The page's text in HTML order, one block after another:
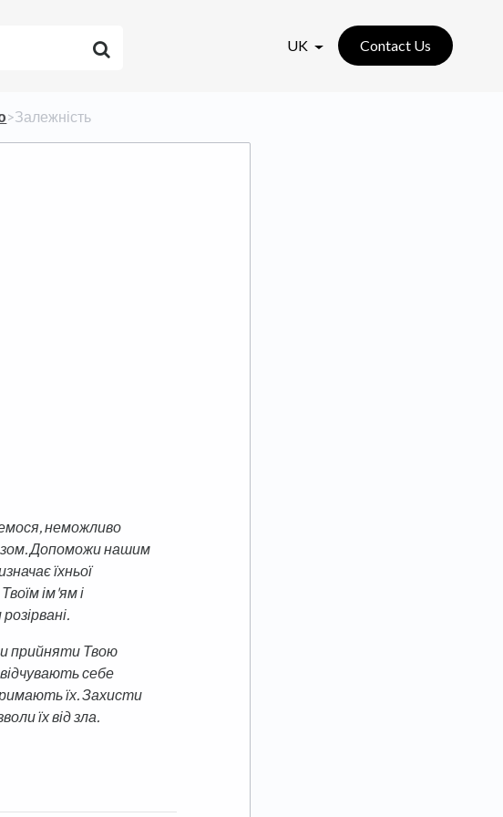
UK Contact Us
​>​ Залежність
неможливо
Допоможи нашим
їхньої
ім'ям і
прийняти Твою
себе
їх. Захисти
їх від зла.